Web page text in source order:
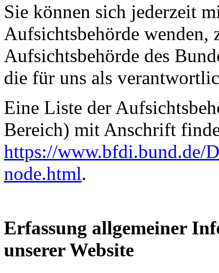
Sie können sich jederzeit
Aufsichtsbehörde wenden,
Aufsichtsbehörde des
die für uns als
Eine Liste der
Bereich) mit Anschrift
https://www.bfdi.bund.de/
node.html.
Erfassung allgemeiner
unserer Website